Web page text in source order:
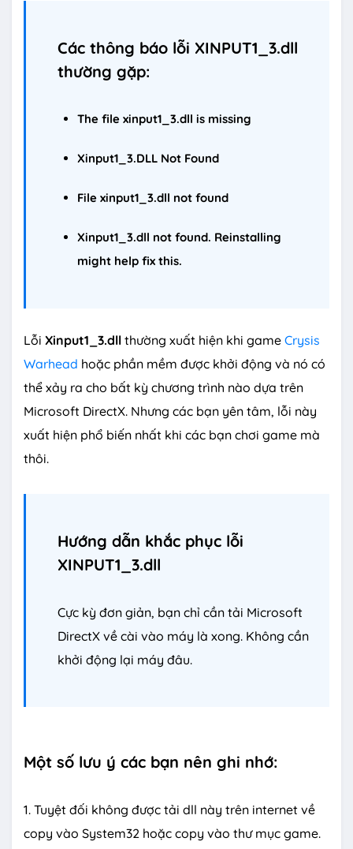
Các thông báo lỗi XINPUT1_3.dll
thường gặp:
The file xinput1_3.dll is missing
Xinput1_3.DLL Not Found
File xinput1_3.dll not found
Xinput1_3.dll not found. Reinstalling
might help fix this.
Lỗi Xinput1_3.dll thường xuất hiện khi game Crysis
Warhead hoặc phần mềm được khởi động và nó có
thể xảy ra cho bất kỳ chương trình nào dựa trên
Microsoft DirectX. Nhưng các bạn yên tâm, lỗi này
xuất hiện phổ biến nhất khi các bạn chơi game mà
thôi.
Hướng dẫn khắc phục lỗi
XINPUT1_3.dll
Cực kỳ đơn giản, bạn chỉ cần tải Microsoft
DirectX về cài vào máy là xong. Không cần
khởi động lại máy đâu.
Một số lưu ý các bạn nên ghi nhớ:
1. Tuyệt đối không được tải dll này trên internet về
copy vào System32 hoặc copy vào thư mục game.